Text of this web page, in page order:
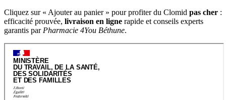
Cliquez sur « Ajouter au panier » pour profiter du Clomid pas cher :
efficacité prouvée, livraison en ligne rapide et conseils experts
garantis par Pharmacie 4You Béthune.